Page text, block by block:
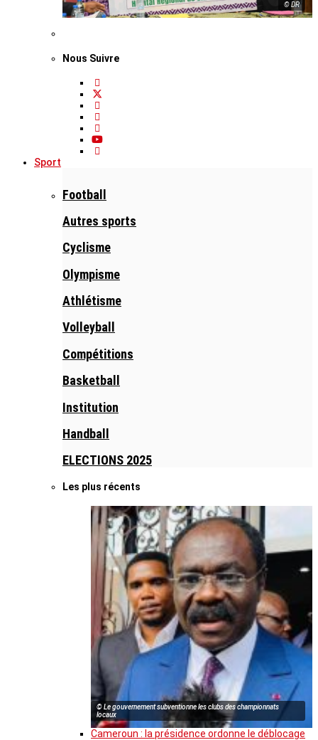
© DR
Nous Suivre
Sport
Football
Autres sports
Cyclisme
Olympisme
Athlétisme
Volleyball
Compétitions
Basketball
Institution
Handball
ELECTIONS 2025
Les plus récents
© Le gouvernement subventionne les clubs des championnats
locaux
Cameroun : la présidence ordonne le déblocage